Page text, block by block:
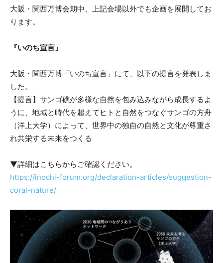
大阪・関西万博会期中、上記会場以外でも企画を展開してお
ります。
『いのち宣言』
大阪・関西万博「いのち宣言」にて、以下の提言を発表しま
した。
【提言】サンゴ礁が多様な自然を包み込みながら成長するよ
うに、地域と時代を超えてヒトと自然をつなぐサンゴの方舟
（洋上大学）によって、世界中の独自の自然と文化が尊重さ
れ共栄する未来をつくる
▼詳細はこちらからご確認ください。
https://inochi-forum.org/declaration-articles/suggestion-
coral-nature/